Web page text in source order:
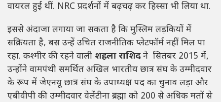
वायरल हुई थीं. NRC प्रदर्शनों में बढ़चढ़ कर हिस्सा भी लिया था.
इससे अंदाजा लगाया जा सकता है कि मुस्लिम लड़कियों में
सक्रियता है, बस उन्हें उचित राजनीतिक प्लेटफॉर्म नहीं मिल पा
रहा. कश्मीर की रहने वाली शहला राशिद ने सितंबर 2015 में,
उन्होंने वामपंथी समर्थित अखिल भारतीय छात्र संघ के उम्मीदवार
के रूप में जेएनयू छात्र संघ के उपाध्यक्ष पद का चुनाव लड़ा और
एबीवीपी की उम्मीदवार वेलेंटीना ब्रह्मा को 200 से अधिक मतों से